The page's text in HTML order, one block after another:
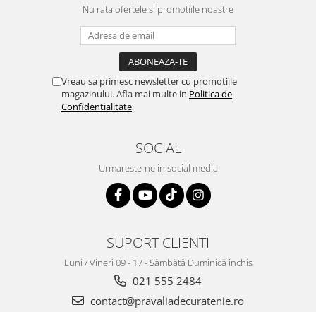
Nu rata ofertele si promotiile noastre
Vreau sa primesc newsletter cu promotiile
magazinului. Afla mai multe in Politica de
Confidentialitate
SOCIAL
Urmareste-ne in social media
SUPORT CLIENTI
Luni / Vineri 09 - 17 - Sâmbătă Duminică închis
021 555 2484
contact@pravaliadecuratenie.ro